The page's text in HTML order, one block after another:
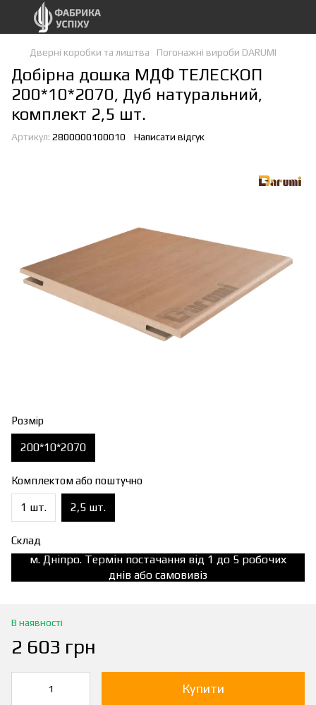
Дверні коробки та лиштва Погонажні вироби DARUMI
Добірна дошка МДФ ТЕЛЕСКОП
200*10*2070, Дуб натуральний,
комплект 2,5 шт.
Артикул: 2800000100010 Написати відгук
Розмір
200*10*2070
Комплектом або поштучно
1 шт. 2,5 шт.
Склад
м. Дніпро. Термін постачання від 1 до 5 робочих
днів або самовивіз
В наявності
2 603 грн
Купити